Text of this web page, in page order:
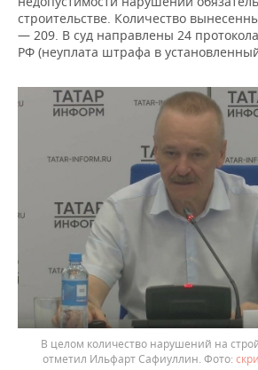
строительстве. Количество
— 209. В суд направлены 24
РФ (неуплата штрафа в
В целом количество нарушений на
отметил Ильфарт Сафиуллин.